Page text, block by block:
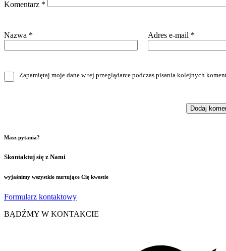
Komentarz *
Nazwa * Adres e-mail *
Zapamiętaj moje dane w tej przeglądarce podczas pisania kolejnych
Masz pytania?
Skontaktuj się z Nami
wyjaśnimy wszystkie nurtujące Cię kwestie
Formularz kontaktowy
BĄDŹMY W KONTAKCIE